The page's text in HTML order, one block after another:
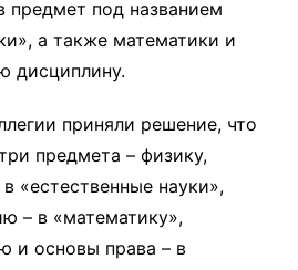
предмет под названием
а также математики и
дисциплину.
приняли решение, что
предмета – физику,
«естественные науки»,
– в «математику»,
и основы права – в